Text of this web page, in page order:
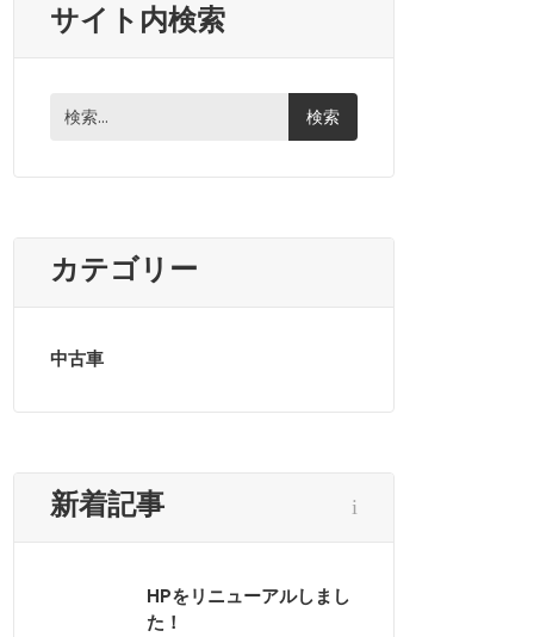
サイト内検索
カテゴリー
中古車
新着記事
HPをリニューアルしまし
た！